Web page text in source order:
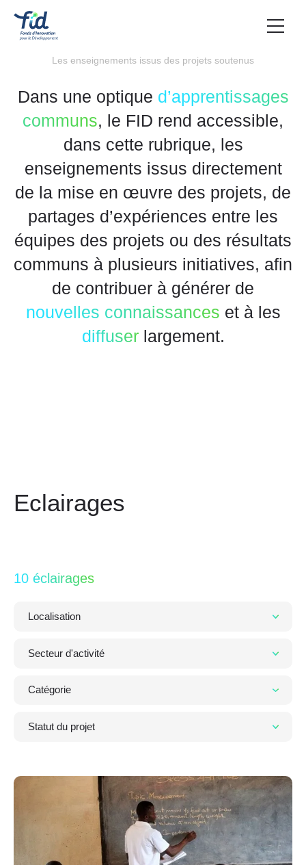
Les enseignements issus des projets soutenus
Dans une optique d’apprentissages
communs, le FID rend accessible,
dans cette rubrique, les
enseignements issus directement
de la mise en œuvre des projets, de
partages d’expériences entre les
équipes des projets ou des résultats
communs à plusieurs initiatives, afin
de contribuer à générer de
nouvelles connaissances et à les
diffuserlargement.
Eclairages
10 éclairages